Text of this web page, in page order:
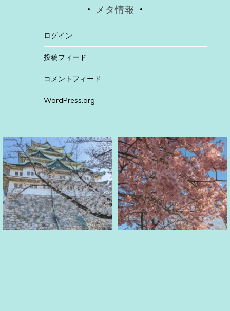
メタ情報
ログイン
投稿フィード
コメントフィード
WordPress.org